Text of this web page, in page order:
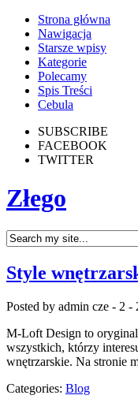
Strona główna
Nawigacja
Starsze wpisy
Kategorie
Polecamy
Spis Treści
Cebula
SUBSCRIBE
FACEBOOK
TWITTER
Złego
Style
Posted by admin cze - 2 -
M-Loft Design to
wszystkich, którzy
wnętrzarskie. Na stronie
Categories: Blog